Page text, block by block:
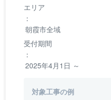
エリア
：
朝霞市全域
受付期間
：
2025年4月1日 ～
対象工事の例